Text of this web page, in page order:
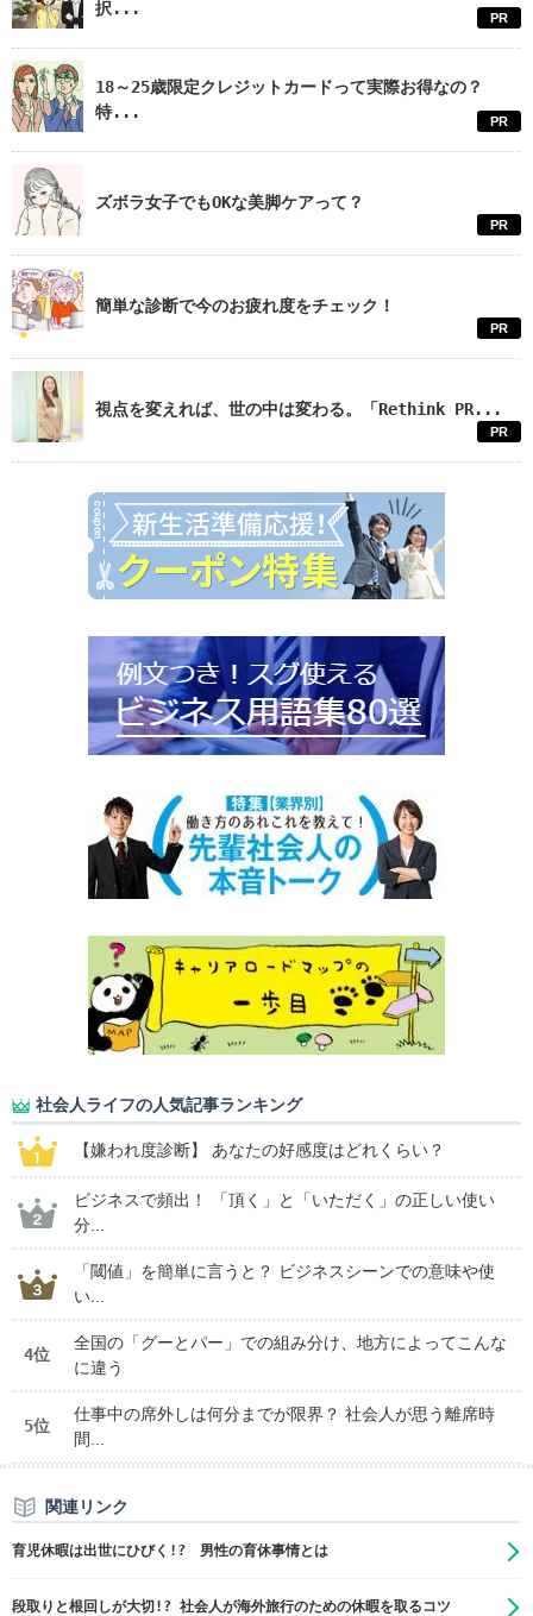
択... PR
18～25歳限定クレジットカードって実際お得なの？
特...
PR
ズボラ女子でもOKな美脚ケアって？
PR
簡単な診断で今のお疲れ度をチェック！
PR
視点を変えれば、世の中は変わる。「Rethink PR...
PR
社会人ライフの人気記事ランキング
【嫌われ度診断】 あなたの好感度はどれくらい？
ビジネスで頻出！ 「頂く」と「いただく」の正しい使い
分...
「閾値」を簡単に言うと？ ビジネスシーンでの意味や使
い...
4位
全国の「グーとパー」での組み分け、地方によってこんな
に違う
5位
仕事中の席外しは何分までが限界？ 社会人が思う離席時
間...
関連リンク
育児休暇は出世にひびく!? 男性の育休事情とは
段取りと根回しが大切!? 社会人が海外旅行のための休暇を取るコツ